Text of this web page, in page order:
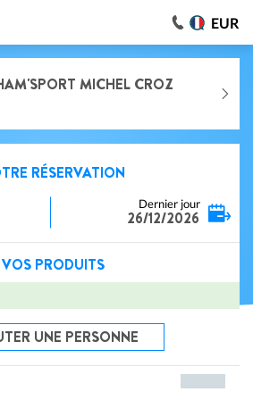
EUR
MICHEL CROZ
RÉSERVATION
26/12/2026
Dernier jour
VOS PRODUITS
UNE PERSONNE